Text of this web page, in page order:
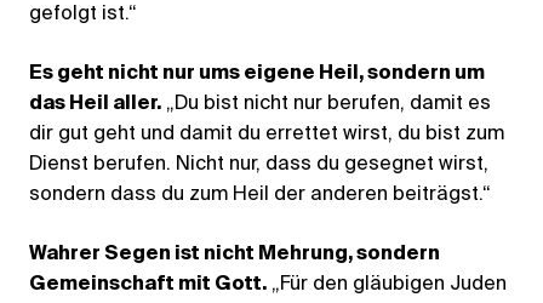
gefolgt ist.“
Es geht nicht nur ums eigene Heil, sondern um
das Heil aller. „Du bist nicht nur berufen, damit es
dir gut geht und damit du errettet wirst, du bist zum
Dienst berufen. Nicht nur, dass du gesegnet wirst,
sondern dass du zum Heil der anderen beiträgst.“
Wahrer Segen ist nicht Mehrung, sondern
Gemeinschaft mit Gott. „Für den gläubigen Juden